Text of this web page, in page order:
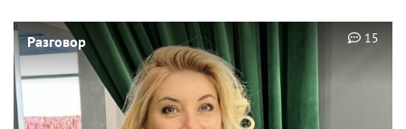
Разговор 15